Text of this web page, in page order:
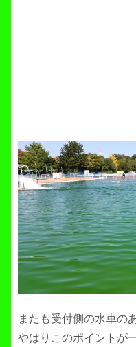
またも受付側の水車の
やはりこのポイントが